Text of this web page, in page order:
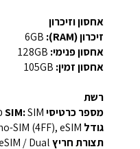
אחסון וזיכרון
זיכרון (RAM):
אחסון פנימי:
אחסון זמין:
רשת
מספר כרטיסי SIM:SIM כפול
גודל SIM: SIM (4FF), eSIM
תצורת חריץ SIM:/ Dual